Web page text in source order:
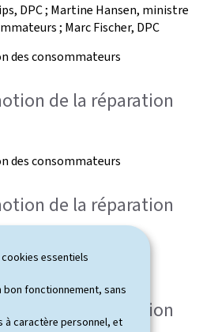
essentiels
bon fonctionnement, sans
à caractère personnel, et
DPC ; Martine Hansen, ministre
; Marc Fischer, DPC
des consommateurs
de la réparation
des consommateurs
de la réparation
consommateurs
de la réparation